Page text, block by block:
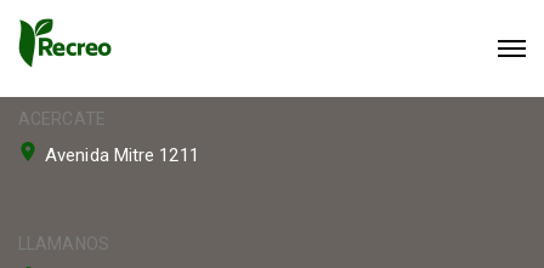
ACERCATE
Avenida Mitre 1211
LLAMANOS